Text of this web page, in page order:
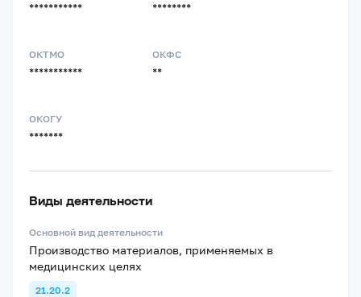
*********** ********
ОКТМО
***********
ОКФС
**
ОКОГУ
*******
Виды деятельности
Основной вид деятельности
Производство материалов, применяемых в
медицинских целях
21.20.2